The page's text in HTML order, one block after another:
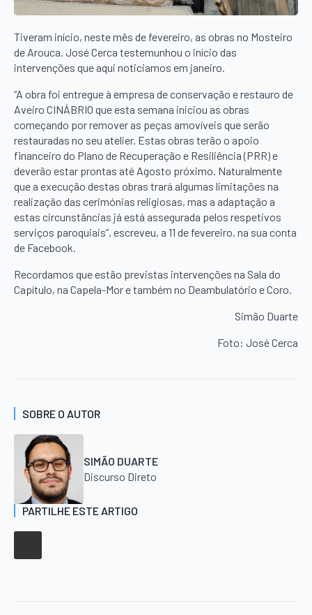
Tiveram início, neste mês de fevereiro, as obras no Mosteiro
de Arouca. José Cerca testemunhou o início das
intervenções que aqui noticiamos em janeiro.
“A obra foi entregue à empresa de conservação e restauro de
Aveiro CINÁBRIO que esta semana iniciou as obras
começando por remover as peças amovíveis que serão
restauradas no seu atelier. Estas obras terão o apoio
financeiro do Plano de Recuperação e Resiliência (PRR) e
deverão estar prontas até Agosto próximo. Naturalmente
que a execução destas obras trará algumas limitações na
realização das cerimónias religiosas, mas a adaptação a
estas circunstâncias já está assegurada pelos respetivos
serviços paroquiais”, escreveu, a 11 de fevereiro, na sua conta
de Facebook.
Recordamos que estão previstas intervenções na Sala do
Capítulo, na Capela-Mor e também no Deambulatório e Coro.
Simão Duarte
Foto: José Cerca
SOBRE O AUTOR
SIMÃO DUARTE
Discurso Direto
PARTILHE ESTE ARTIGO